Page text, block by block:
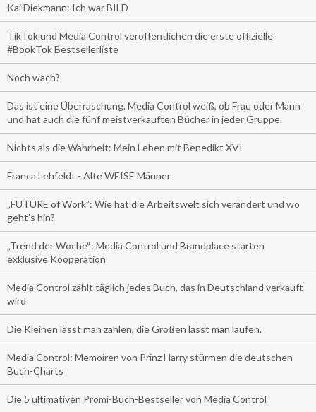
Kai Diekmann: Ich war BILD
TikTok und Media Control veröffentlichen die erste offizielle
#BookTok Bestsellerliste
Noch wach?
Das ist eine Überraschung. Media Control weiß, ob Frau oder Mann
und hat auch die fünf meistverkauften Bücher in jeder Gruppe.
Nichts als die Wahrheit: Mein Leben mit Benedikt XVI
Franca Lehfeldt - Alte WEISE Männer
„FUTURE of Work”: Wie hat die Arbeitswelt sich verändert und wo
geht’s hin?
„Trend der Woche“: Media Control und Brandplace starten
exklusive Kooperation
Media Control zählt täglich jedes Buch, das in Deutschland verkauft
wird
Die Kleinen lässt man zahlen, die Großen lässt man laufen.
Media Control: Memoiren von Prinz Harry stürmen die deutschen
Buch-Charts
Die 5 ultimativen Promi-Buch-Bestseller von Media Control